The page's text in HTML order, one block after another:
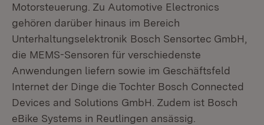
Motorsteuerung. Zu Automotive Electronics
gehören darüber hinaus im Bereich
Unterhaltungselektronik Bosch Sensortec GmbH,
die MEMS-Sensoren für verschiedenste
Anwendungen liefern sowie im Geschäftsfeld
Internet der Dinge die Tochter Bosch Connected
Devices and Solutions GmbH. Zudem ist Bosch
eBike Systems in Reutlingen ansässig.